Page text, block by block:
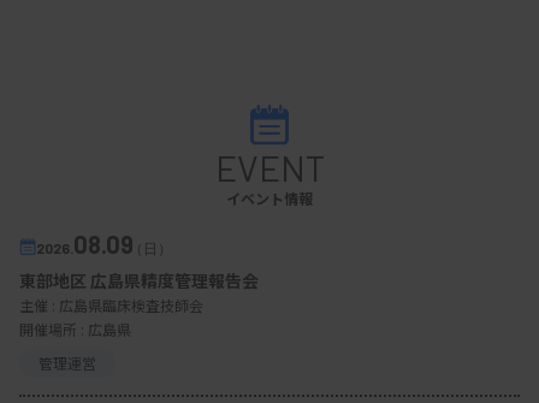
EVENT
イベント情報
2026. 08.09（日）
東部地区 広島県精度管理報告会
主催 : 広島県臨床検査技師会
開催場所 : 広島県
管理運営